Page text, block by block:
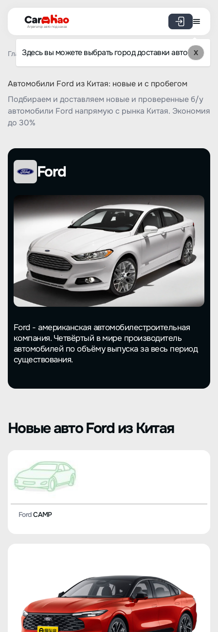
Агрегатор авто под заказ
Здесь вы можете выбрать город доставки авто X
Главная Список брендов Ford
Автомобили Ford из Китая: новые и с пробегом
Подбираем и доставляем новые и проверенные б/у
автомобили Ford напрямую с рынка Китая. Экономия
до 30%
Ford
Ford - американская автомобилестроительная
компания. Четвёртый в мире производитель
автомобилей по объёму выпуска за весь период
существования.
Новые авто Ford из Китая
FordCAMP